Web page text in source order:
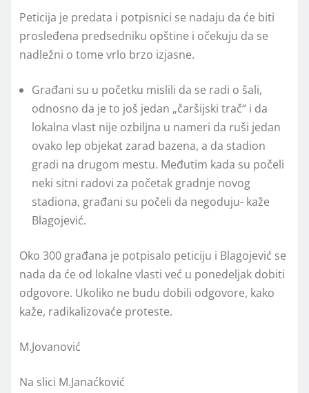
Peticija je predata i potpisnici se nadaju da će biti
prosleđena predsedniku opštine i očekuju da se
nadležni o tome vrlo brzo izjasne.
Građani su u početku mislili da se radi o šali,
odnosno da je to još jedan „čaršijski trač“ i da
lokalna vlast nije ozbiljna u nameri da ruši jedan
ovako lep objekat zarad bazena, a da stadion
gradi na drugom mestu. Međutim kada su počeli
neki sitni radovi za početak gradnje novog
stadiona, građani su počeli da negoduju- kaže
Blagojević.
Oko 300 građana je potpisalo peticiju i Blagojević se
nada da će od lokalne vlasti već u ponedeljak dobiti
odgovore. Ukoliko ne budu dobili odgovore, kako
kaže, radikalizovaće proteste.
M.Jovanović
Na slici M.Janaćković